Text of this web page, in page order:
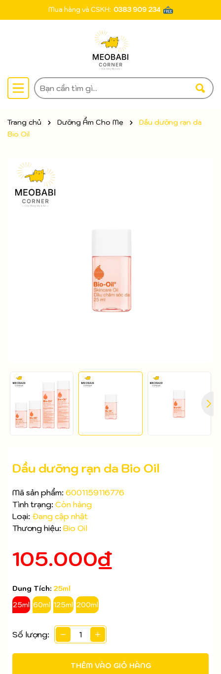
Mua hàng và CSKH: 0383 909 234
Trang chủ Dưỡng Ẩm Cho Mẹ
Dầu dưỡng rạn da
Bio Oil
Dầu dưỡng rạn da Bio Oil
Mã sản phẩm: 6001159116776
Tình trạng: Còn hàng
Loại: Đang cập nhật
Thương hiệu: Bio Oil
105.000₫
Dung Tích: 25ml
25ml 60ml 125ml 200ml
Số lượng:
THÊM VÀO GIỎ HÀNG
Mã giảm giá: